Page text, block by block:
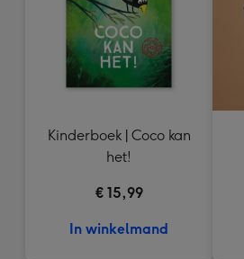
Kinderboek | Coco kan
het!
€ 15,99
In winkelmand